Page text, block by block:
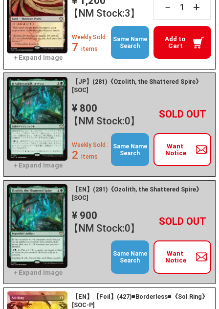
【NM Stock:3】
－ +
Add to
Cart
Weekly Sold :
7 items
Same Name
Search
【JP】(281)《Ozolith, the Shattered Spire》
[SOC]
¥ 800
【NM Stock:0】
－ +
Want
Notice
Weekly Sold :
2 items
Same Name
Search
【EN】(281)《Ozolith, the Shattered Spire》
[SOC]
¥ 900
【NM Stock:0】
－ +
Want
Notice
Same Name
Search
【EN】【Foil】(427)■Borderless■《Sol Ring》
[SOC-P]